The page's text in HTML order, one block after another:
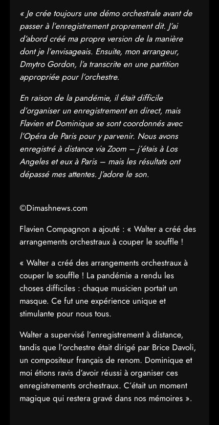
« Je crée toujours une démo orchestrale avant de
passer à l’enregistrement proprement dit. J’ai
d’abord créé ma propre version de la manière
dont je l’envisageais. Ensuite, mon arrangeur,
Dmytro Gordon, l’a transcrite en une partition
appropriée pour l’orchestre.
En raison de la pandémie, il était difficile
d’organiser un enregistrement en direct, mais
Flavien et Dominique se sont coordonnés avec
l’Opéra de Paris pour y parvenir. Nous avons
enregistré à distance via Zoom – j’étais à Los
Angeles et eux à Paris – mais les résultats ont
dépassé mes attentes. J’adore le son.
©Dimashnews.com
Flavien Compagnon a ajouté : « Walter a créé des
arrangements orchestraux à couper le souffle !
« Walter a créé des arrangements orchestraux à
couper le souffle ! La pandémie a rendu les
choses difficiles : chaque musicien portait un
masque. Ce fut une expérience unique et
stimulante pour nous tous.
Walter a supervisé l’enregistrement à distance,
tandis que l’orchestre était dirigé par Brice Davoli,
un compositeur français de renom. Dominique et
moi étions ravis d’avoir réussi à organiser ces
enregistrements orchestraux. C’était un moment
magique qui restera gravé dans nos mémoires ».